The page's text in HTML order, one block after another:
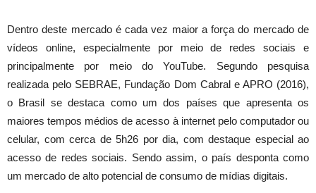
Dentro deste mercado é cada vez maior a força do mercado de
vídeos online, especialmente por meio de redes sociais e
principalmente por meio do YouTube. Segundo pesquisa
realizada pelo SEBRAE, Fundação Dom Cabral e APRO (2016),
o Brasil se destaca como um dos países que apresenta os
maiores tempos médios de acesso à internet pelo computador ou
celular, com cerca de 5h26 por dia, com destaque especial ao
acesso de redes sociais. Sendo assim, o país desponta como
um mercado de alto potencial de consumo de mídias digitais.